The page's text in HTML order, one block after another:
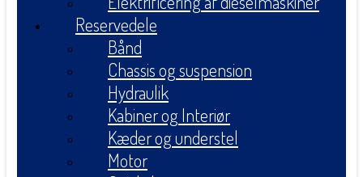
Reservedele
Bånd
Chassis og suspension
Hydraulik
Kabiner og Interiør
Kæder og understel
Motor